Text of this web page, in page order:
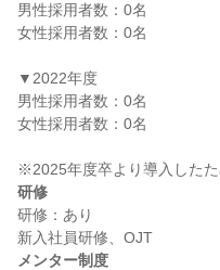
男性採用者数：0名
女性採用者数：0名
▼2022年度
男性採用者数：0名
女性採用者数：0名
研修
研修：あり
メンター制度